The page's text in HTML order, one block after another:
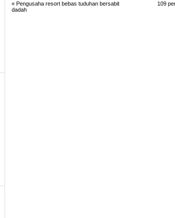
« Pengusaha resort bebas tuduhan bersabit
dadah
109